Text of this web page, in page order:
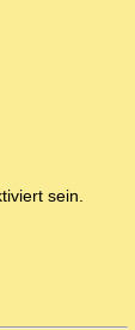
sein.